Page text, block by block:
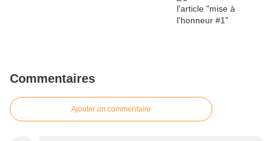
Commentaires
Ajouter un commentaire